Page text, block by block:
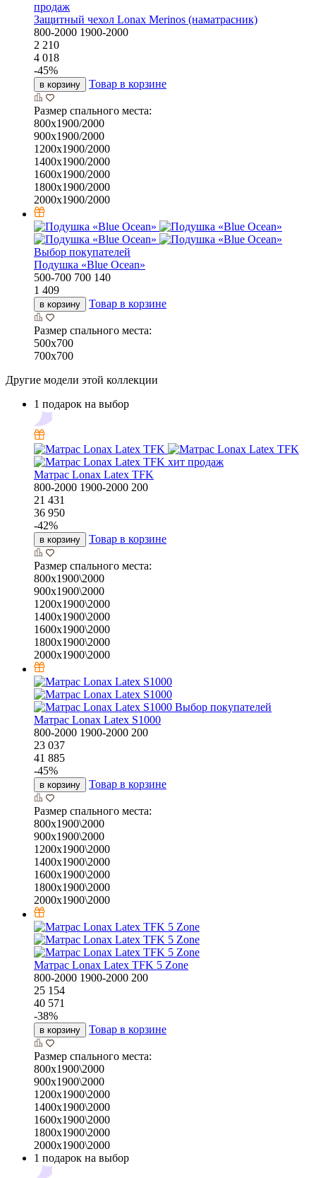
продаж
Защитный чехол Lonax Merinos (наматрасник)
800-2000 1900-2000
2 210
4 018
-45%
в корзину Товар в корзине
Размер спального места:
800х1900/2000
900х1900/2000
1200х1900/2000
1400х1900/2000
1600х1900/2000
1800х1900/2000
2000х1900/2000
Выбор покупателей
Подушка «Bluе Ocean»
500-700 700 140
1 409
в корзину Товар в корзине
Размер спального места:
500х700
700х700
Другие модели этой коллекции
1 подарок на выбор
хит продаж
Матрас Lonax Latex TFK
800-2000 1900-2000 200
21 431
36 950
-42%
в корзину Товар в корзине
Размер спального места:
800х1900\2000
900х1900\2000
1200х1900\2000
1400х1900\2000
1600х1900\2000
1800х1900\2000
2000х1900\2000
Выбор покупателей
Матрас Lonax Latex S1000
800-2000 1900-2000 200
23 037
41 885
-45%
в корзину Товар в корзине
Размер спального места:
800х1900\2000
900х1900\2000
1200х1900\2000
1400х1900\2000
1600х1900\2000
1800х1900\2000
2000х1900\2000
Матрас Lonax Latex TFK 5 Zone
800-2000 1900-2000 200
25 154
40 571
-38%
в корзину Товар в корзине
Размер спального места:
800х1900\2000
900х1900\2000
1200х1900\2000
1400х1900\2000
1600х1900\2000
1800х1900\2000
2000х1900\2000
1 подарок на выбор